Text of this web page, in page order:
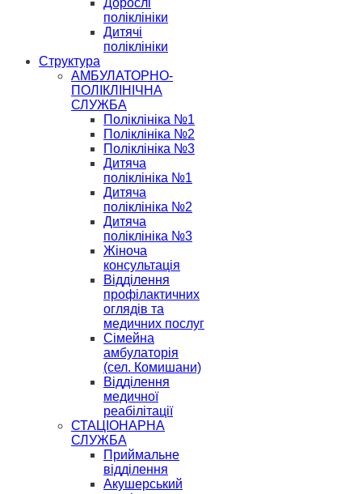
Дорослі
поліклініки
Дитячі
поліклініки
Структура
АМБУЛАТОРНО-
ПОЛІКЛІНІЧНА
СЛУЖБА
Поліклініка №1
Поліклініка №2
Поліклініка №3
Дитяча
поліклініка №1
Дитяча
поліклініка №2
Дитяча
поліклініка №3
Жіноча
консультація
Відділення
профілактичних
оглядів та
медичних послуг
Сімейна
амбулаторія
(сел. Комишани)
Відділення
медичної
реабілітації
СТАЦІОНАРНА
СЛУЖБА
Приймальне
відділення
Акушерський